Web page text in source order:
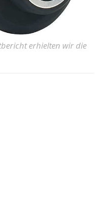
erhielten wir die